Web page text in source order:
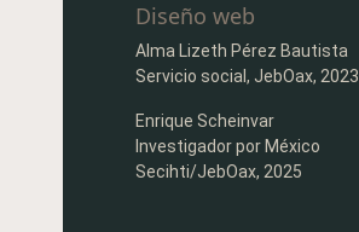
Diseño web
Alma Lizeth Pérez Bautista
Servicio social, JebOax, 2023
Enrique Scheinvar
Investigador por México
Secihti/JebOax, 2025